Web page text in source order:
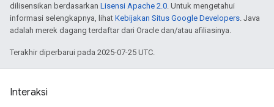
dilisensikan berdasarkan Lisensi Apache 2.0 . Untuk mengetahui
informasi selengkapnya, lihat Kebijakan Situs Google Developers . Java
adalah merek dagang terdaftar dari Oracle dan/atau afiliasinya.
Terakhir diperbarui pada 2025-07-25 UTC.
Interaksi